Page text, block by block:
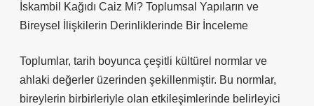
İskambil Kağıdı Caiz Mi? Toplumsal Yapıların ve
Bireysel İlişkilerin Derinliklerinde Bir İnceleme
Toplumlar, tarih boyunca çeşitli kültürel normlar ve
ahlaki değerler üzerinden şekillenmiştir. Bu normlar,
bireylerin birbirleriyle olan etkileşimlerinde belirleyici